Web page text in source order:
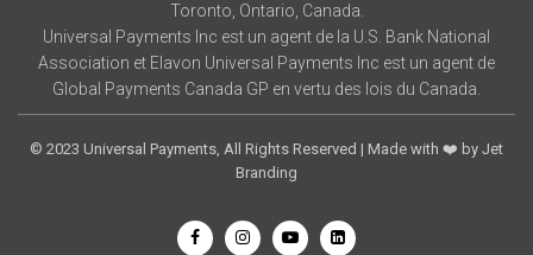
Toronto, Ontario, Canada.
Universal Payments Inc est un agent de la U.S. Bank National
Association et Elavon Universal Payments Inc est un agent de
Global Payments Canada GP en vertu des lois du Canada.
© 2023 Universal Payments, All Rights Reserved | Made with ❤️ by Jet
Branding